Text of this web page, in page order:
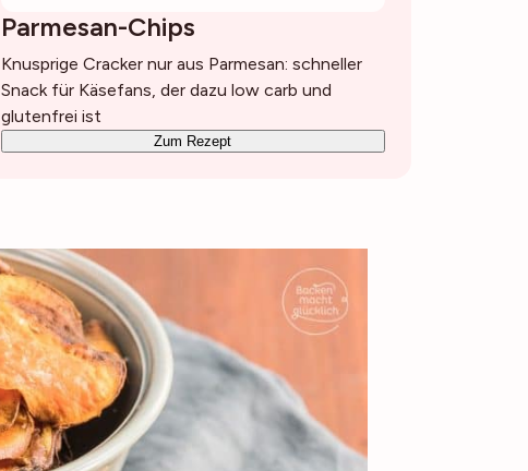
Parmesan-Chips
Knusprige Cracker nur aus Parmesan: schneller
Snack für Käsefans, der dazu low carb und
glutenfrei ist
Zum Rezept